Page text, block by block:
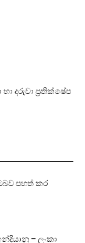
දරුවා ප්‍රතික්ෂේප
පහත් කර
– ලංකා